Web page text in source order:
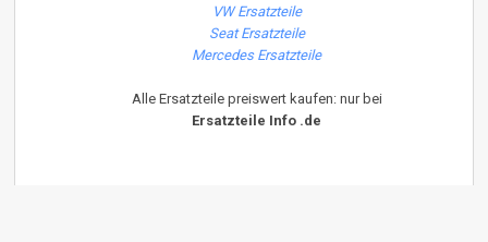
VW Ersatzteile
Seat Ersatzteile
Mercedes Ersatzteile
Alle Ersatzteile preiswert kaufen: nur bei
Ersatzteile Info .de